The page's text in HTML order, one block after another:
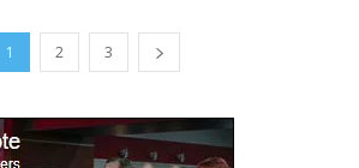
1 2 3